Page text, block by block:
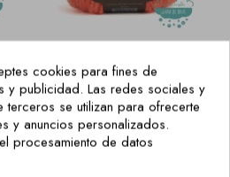
Lana Rowan
Brushed Fleece
12,20 €
cookies para fines de
y publicidad. Las redes sociales y
se utilizan para ofrecerte
y anuncios personalizados.
procesamiento de datos